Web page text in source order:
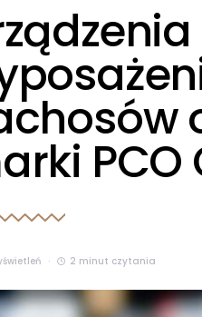
PCO
2 minut czytania